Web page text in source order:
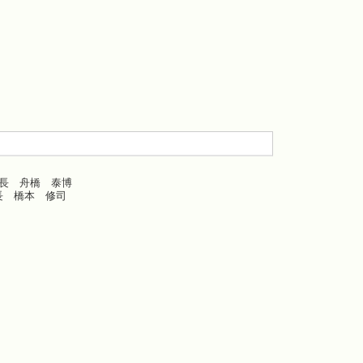
長 舟橋 泰博
本 修司